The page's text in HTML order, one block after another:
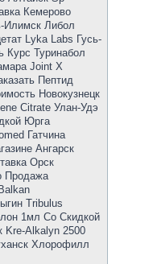
Кемерово
Илимск Либол
Lyka Labs Гусь-
Курс Туринабол
Joint X
Пептид
Новокузнецк
Citrate Улан-Удэ
Юрга
Гатчина
Ангарск
Орск
Продажа
Tribulus
1мл Со Скидкой
Kre-Alkalyn 2500
Хлорофилл